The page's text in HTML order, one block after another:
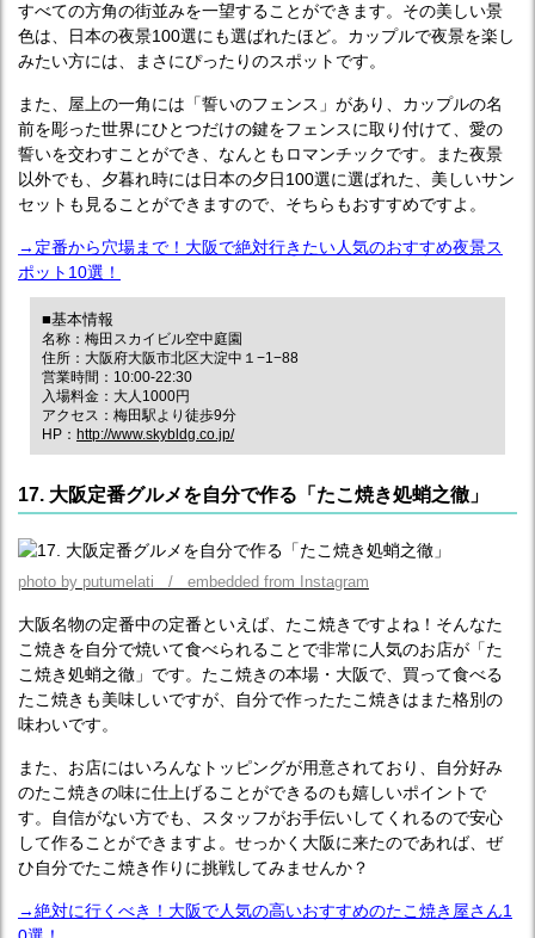
すべての方角の街並みを一望することができます。その美しい景
色は、日本の夜景100選にも選ばれたほど。カップルで夜景を楽し
みたい方には、まさにぴったりのスポットです。
また、屋上の一角には「誓いのフェンス」があり、カップルの名
前を彫った世界にひとつだけの鍵をフェンスに取り付けて、愛の
誓いを交わすことができ、なんともロマンチックです。また夜景
以外でも、夕暮れ時には日本の夕日100選に選ばれた、美しいサン
セットも見ることができますので、そちらもおすすめですよ。
→定番から穴場まで！大阪で絶対行きたい人気のおすすめ夜景ス
ポット10選！
■基本情報
名称：梅田スカイビル空中庭園
住所：大阪府大阪市北区大淀中１−1−88
営業時間：10:00-22:30
入場料金：大人1000円
アクセス：梅田駅より徒歩9分
HP： http://www.skybldg.co.jp/
17. 大阪定番グルメを自分で作る「たこ焼き処蛸之徹」
photo by putumelati / embedded from Instagram
大阪名物の定番中の定番といえば、たこ焼きですよね！そんなた
こ焼きを自分で焼いて食べられることで非常に人気のお店が「た
こ焼き処蛸之徹」です。たこ焼きの本場・大阪で、買って食べる
たこ焼きも美味しいですが、自分で作ったたこ焼きはまた格別の
味わいです。
また、お店にはいろんなトッピングが用意されており、自分好み
のたこ焼きの味に仕上げることができるのも嬉しいポイントで
す。自信がない方でも、スタッフがお手伝いしてくれるので安心
して作ることができますよ。せっかく大阪に来たのであれば、ぜ
ひ自分でたこ焼き作りに挑戦してみませんか？
→絶対に行くべき！大阪で人気の高いおすすめのたこ焼き屋さん1